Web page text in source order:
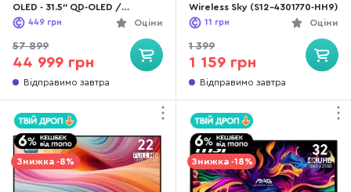
Зараз MSI – це одним з трьох найбільших світових
виробників комп’ютерних материнських плат. Цікаво,
що окрім чітко налагодженого бізнесу по виробництву
корпорація створила ще й власну лінійку ноутбуків та
планшетів.
OLED - 31.5" QD-OLED /
3840×2160 / 240 Гц / Adaptive
Sync / HAS
Оціни
449 грн
57 899
44 999 грн
Відправимо завтра
Wireless Sky (S12-4301770-HH9)
Оціни
11 грн
1 399
1 159 грн
Відправимо завтра
Знижка -8% Знижка -18%